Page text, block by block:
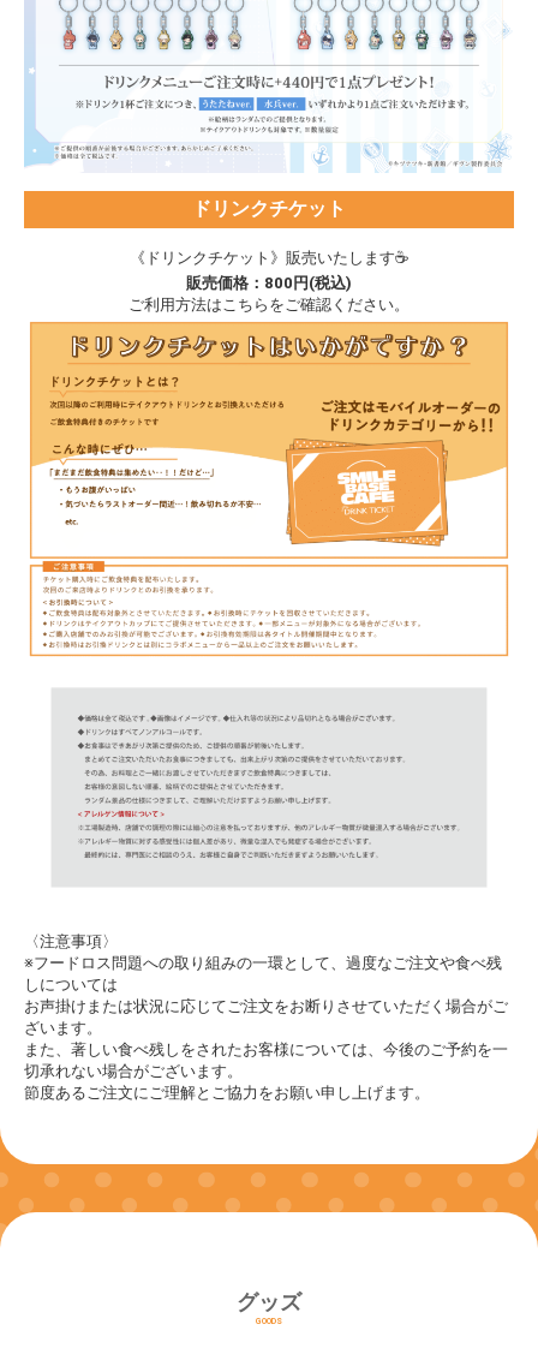
ドリンクチケット
《ドリンクチケット》販売いたします☕
販売価格：800円(税込)
ご利用方法はこちらをご確認ください。
〈注意事項〉
※フードロス問題への取り組みの一環として、過度なご注文や食べ残
しについては
お声掛けまたは状況に応じてご注文をお断りさせていただく場合がご
ざいます。
また、著しい食べ残しをされたお客様については、今後のご予約を一
切承れない場合がございます。
節度あるご注文にご理解とご協力をお願い申し上げます。
グッズ
GOODS